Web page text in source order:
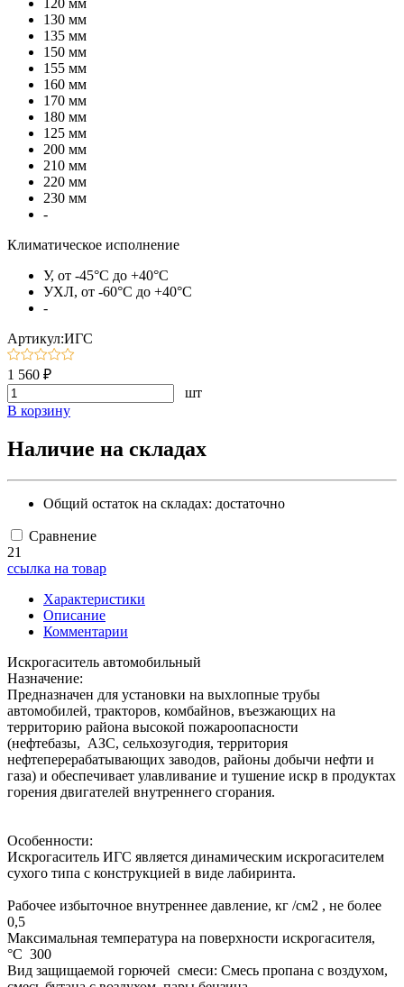
120 мм
130 мм
135 мм
150 мм
155 мм
160 мм
170 мм
180 мм
125 мм
200 мм
210 мм
220 мм
230 мм
-
Климатическое исполнение
У, от -45°C до +40°C
УХЛ, от -60°C до +40°C
-
Артикул:ИГС
1 560 ₽
шт
В корзину
Наличие на складах
Общий остаток на складах: достаточно
Сравнение
21
ссылка на товар
Характеристики
Описание
Комментарии
Искрогаситель автомобильный
Назначение:
Предназначен для установки на выхлопные трубы
автомобилей, тракторов, комбайнов, въезжающих на
территорию района высокой пожароопасности
(нефтебазы, АЗС, сельхозугодия, территория
нефтеперерабатывающих заводов, районы добычи нефти и
газа) и обеспечивает улавливание и тушение искр в продуктах
горения двигателей внутреннего сгорания.
Особенности:
Искрогаситель ИГС является динамическим искрогасителем
сухого типа с конструкцией в виде лабиринта.
Рабочее избыточное внутреннее давление, кг /см2 , не более
0,5
Максимальная температура на поверхности искрогасителя,
°С 300
Вид защищаемой горючей смеси: Смесь пропана с воздухом,